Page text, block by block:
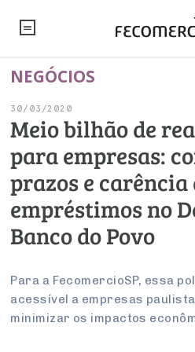
NOTÍCIAS
Editorial
Artigos
Institucional
Debates Fecomercio-SP
PROJETOS ESPECIAIS:
UM BRASIL
Economia
Pesquisas
Brasil
Modernização do Estado
Economia Digital
Legislação
Trabalho
Reforma Tributária
Negócios
Atacado
Sustentabilidade
ESG
Últimas Notícias
SINDICATOS
PESQUISAS
FALE CONOSCO
INSTITUCIONAL
Imprensa
CONSELHOS
Conselho de Turismo
EMPRESAS
NEGÓCIOS
30/03/2020
Meio bilhão de
para empresas:
prazos e carência
empréstimos no
Banco do Povo
Para a FecomercioSP, essa
acessível a empresas
minimizar os impactos